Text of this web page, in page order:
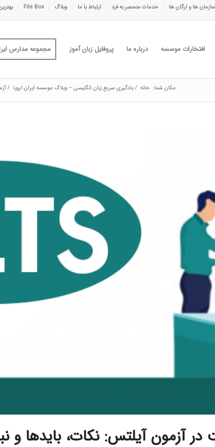
ها و ارگان ها خدمات منحصر به فرد ارتباط با ما وبلاگ File Box
افتخارات موسسه درباره ما پروفایل زبان آموز مجموعه مدارس
مکان شما: خانه /یادگیری سریع زبان انگلیسی – وبلاگ موسسه ایران اروپا /
در آزمون آیلتس: نکات، بایدها و